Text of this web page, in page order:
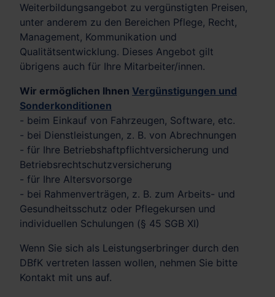
Weiterbildungsangebot zu vergünstigten Preisen,
unter anderem zu den Bereichen Pflege, Recht,
Management, Kommunikation und
Qualitätsentwicklung. Dieses Angebot gilt
übrigens auch für Ihre Mitarbeiter/innen.
Wir ermöglichen Ihnen Vergünstigungen und
Sonderkonditionen
- beim Einkauf von Fahrzeugen, Software, etc.
- bei Dienstleistungen, z. B. von Abrechnungen
- für Ihre Betriebshaftpflichtversicherung und
Betriebsrechtschutzversicherung
- für Ihre Altersvorsorge
- bei Rahmenverträgen, z. B. zum Arbeits- und
Gesundheitsschutz oder Pflegekursen und
individuellen Schulungen (§ 45 SGB XI)
Wenn Sie sich als Leistungserbringer durch den
DBfK vertreten lassen wollen, nehmen Sie bitte
Kontakt mit uns auf.